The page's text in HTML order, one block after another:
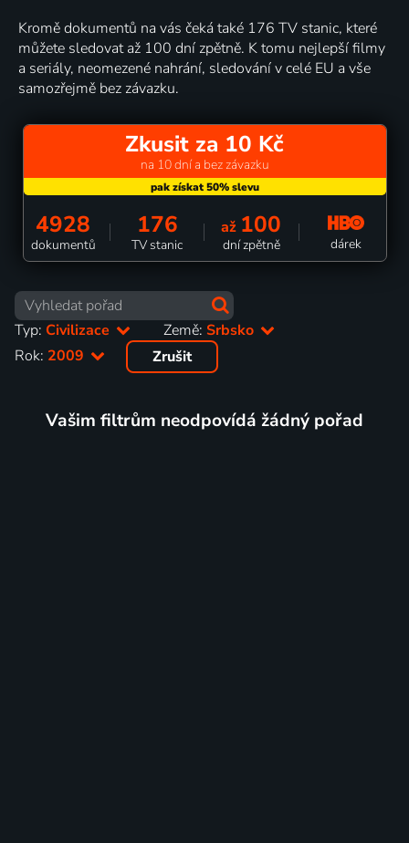
Kromě dokumentů na vás čeká také 176 TV stanic, které
můžete sledovat až 100 dní zpětně. K tomu nejlepší filmy
a seriály, neomezené nahrání, sledování v celé EU a vše
samozřejmě bez závazku.
Zkusit za 10 Kč
na 10 dní a bez závazku
4928
dokumentů
176
TV stanic
až 100
dní zpětně dárek
Typ: Civilizace Země:Srbsko
Rok: 2009 Zrušit
Vašim filtrům neodpovídá žádný pořad